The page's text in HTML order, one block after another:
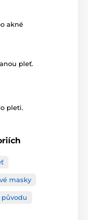
akné
pleť.
pleti.
masky